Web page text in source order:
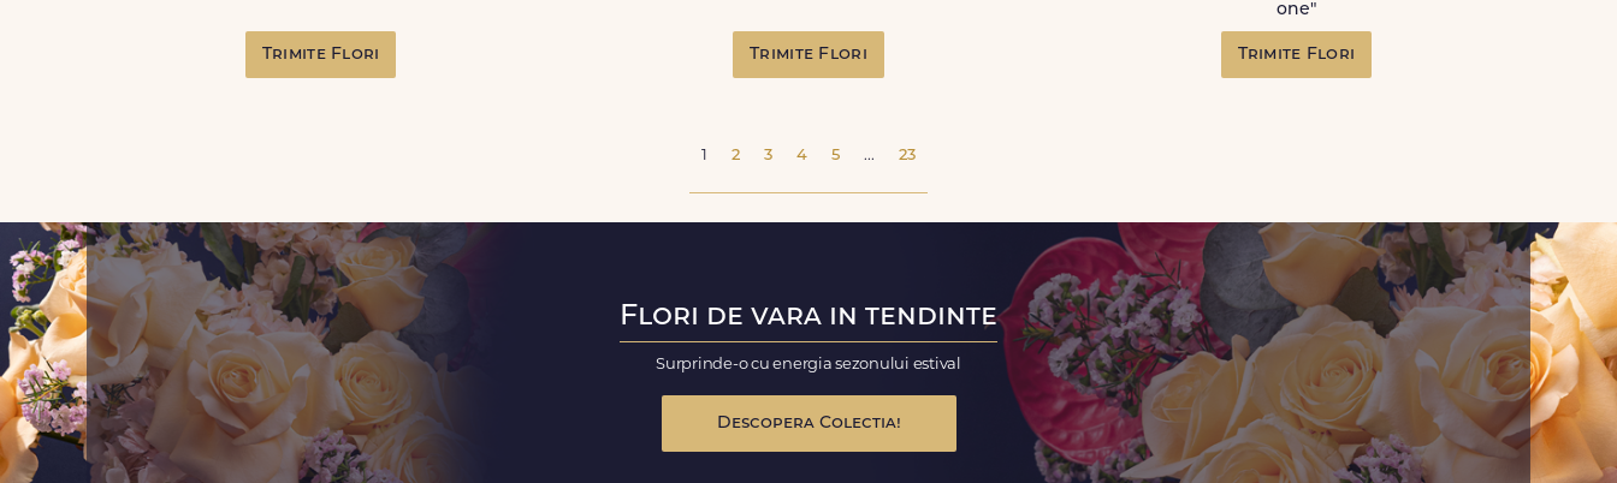
Trimite Flori Trimite Flori
one"
Trimite Flori
1 2 3 4 5 ... 23
Flori de vara in tendinte
Surprinde-o cu energia sezonului estival
Descopera Colectia!